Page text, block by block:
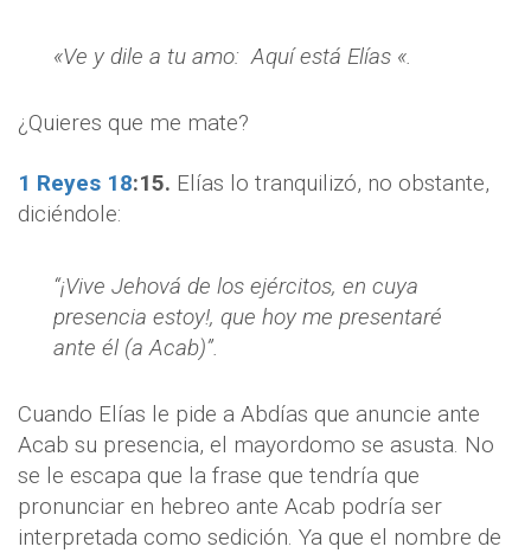
«Ve y dile a tu amo: Aquí está Elías «.
¿Quieres que me mate?
1 Reyes 18:15. Elías lo tranquilizó, no obstante,
diciéndole:
“¡Vive Jehová de los ejércitos, en cuya
presencia estoy!, que hoy me presentaré
ante él (a Acab)”.
Cuando Elías le pide a Abdías que anuncie ante
Acab su presencia, el mayordomo se asusta. No
se le escapa que la frase que tendría que
pronunciar en hebreo ante Acab podría ser
interpretada como sedición. Ya que el nombre de